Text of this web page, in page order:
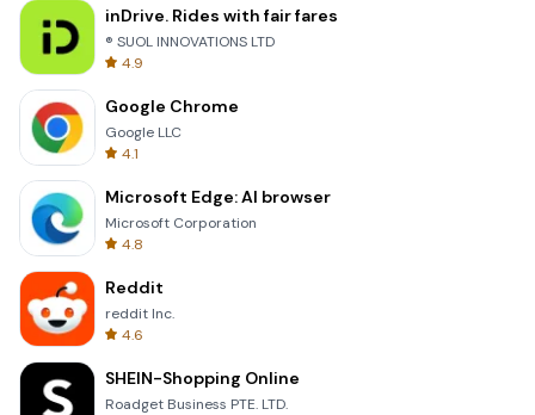
inDrive. Rides with fair fares
® SUOL INNOVATIONS LTD
4.9
Google Chrome
Google LLC
4.1
Microsoft Edge: AI browser
Microsoft Corporation
4.8
Reddit
reddit Inc.
4.6
SHEIN-Shopping Online
Roadget Business PTE. LTD.